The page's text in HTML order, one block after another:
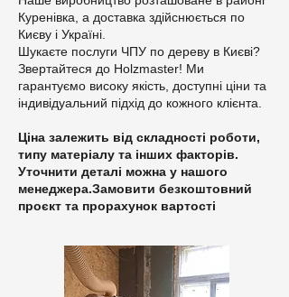
Куренівка, а доставка здійснюється по
Києву і Україні.
Шукаєте послуги ЧПУ по дереву в Києві?
Звертайтеся до Holzmaster! Ми
гарантуємо високу якість, доступні ціни та
індивідуальний підхід до кожного клієнта.
Ціна залежить від складності роботи,
типу матеріалу та інших факторів.
Уточнити деталі можна у нашого
менеджера.Замовити безкоштовний
проєкт та прорахунок вартості